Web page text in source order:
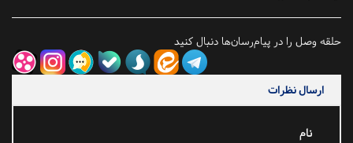
حلقه وصل را در پیام‌رسان‌ها دنبال کنید
ارسال نظرات
نام